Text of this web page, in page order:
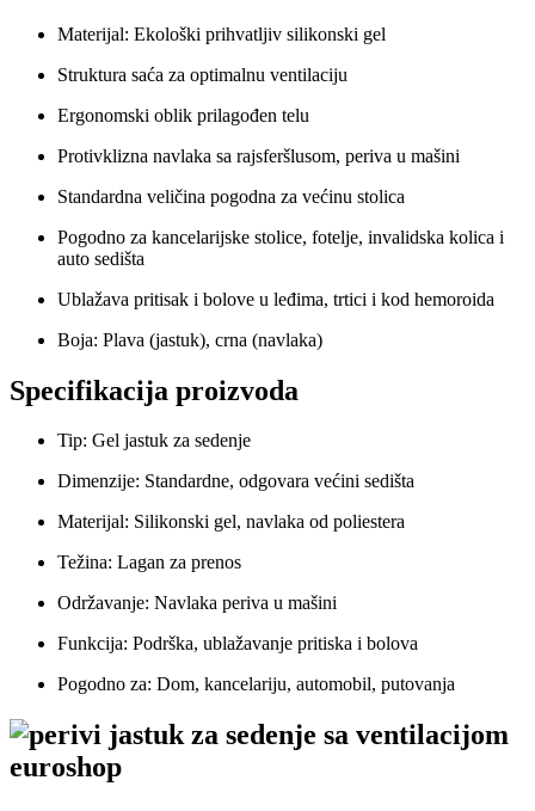
Materijal: Ekološki prihvatljiv silikonski gel
Struktura saća za optimalnu ventilaciju
Ergonomski oblik prilagođen telu
Protivklizna navlaka sa rajsferšlusom, periva u mašini
Standardna veličina pogodna za većinu stolica
Pogodno za kancelarijske stolice, fotelje, invalidska kolica i
auto sedišta
Ublažava pritisak i bolove u leđima, trtici i kod hemoroida
Boja: Plava (jastuk), crna (navlaka)
Specifikacija proizvoda
Tip: Gel jastuk za sedenje
Dimenzije: Standardne, odgovara većini sedišta
Materijal: Silikonski gel, navlaka od poliestera
Težina: Lagan za prenos
Održavanje: Navlaka periva u mašini
Funkcija: Podrška, ublažavanje pritiska i bolova
Pogodno za: Dom, kancelariju, automobil, putovanja